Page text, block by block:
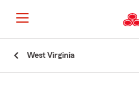
al
West Virginia